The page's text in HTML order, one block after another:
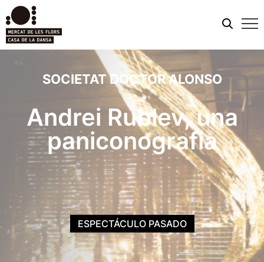
SOCIETAT DOCTOR ALONSO
Andrei Rublev, una
paniconografia
ESPECTÁCULO PASADO